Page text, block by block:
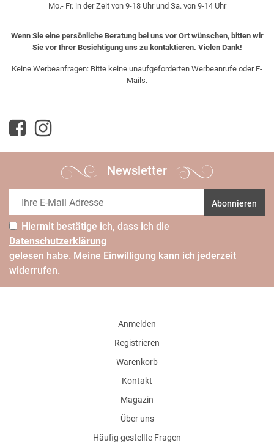
Mo.- Fr. in der Zeit von 9-18 Uhr und Sa. von 9-14 Uhr
Wenn Sie eine persönliche Beratung bei uns vor Ort wünschen, bitten wir
Sie vor Ihrer Besichtigung uns zu kontaktieren. Vielen Dank!
Keine Werbeanfragen: Bitte keine unaufgeforderten Werbeanrufe oder E-
Mails.
Newsletter
Abonnieren
Hiermit bestätige ich, dass ich die
Daten­schutz­erklärung
gelesen habe. Meine Einwilligung kann ich jederzeit
widerrufen.
Anmelden
Registrieren
Warenkorb
Kontakt
Magazin
Über uns
Häufig gestellte Fragen